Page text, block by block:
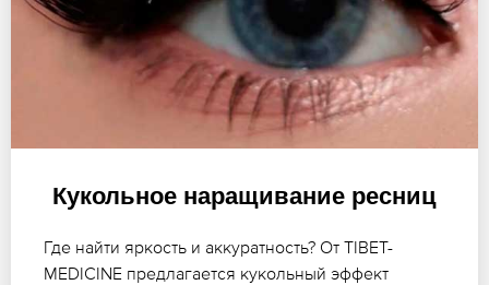
Кукольное наращивание ресниц
Где найти яркость и аккуратность? От TIBET-
MEDICINE предлагается кукольный эффект